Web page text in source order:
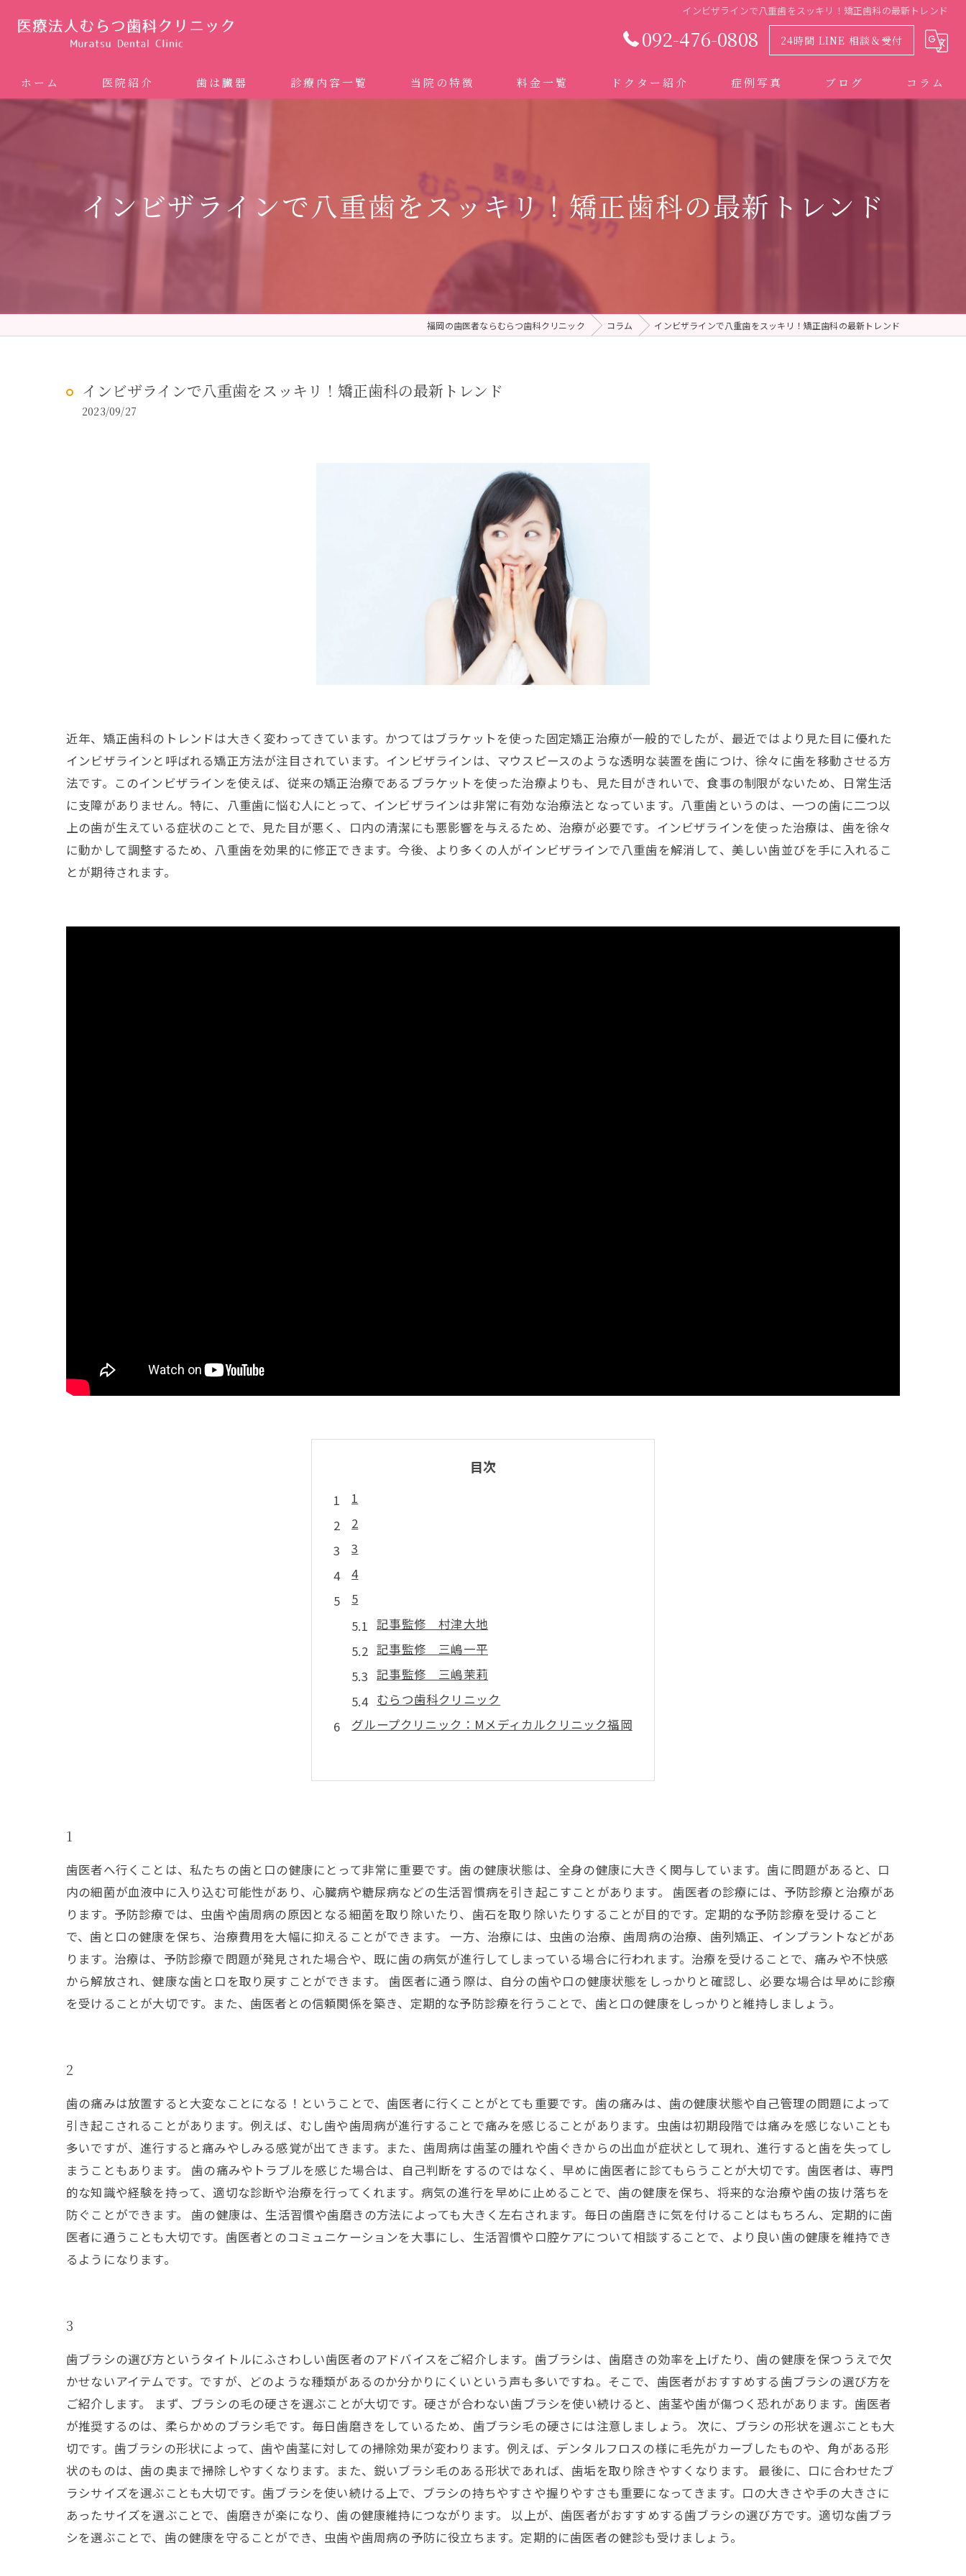
インビザラインで八重歯をスッキリ！矯正歯科の最新トレンド
092-476-0808 24時間 LINE 相談＆受付
ホーム 医院紹介 歯は臓器 診療内容一覧
矯正歯科 (インビザライン、マウスピース矯正）
ホワイトニング
予防歯科 (メンテナンス)
当院の特徴
ドクターむらつのワンライン歯臓ブラシ
料金一覧 ドクター紹介 症例写真 ブログ コラム
インビザラインで八重歯をスッキリ！矯正歯科の最新トレンド
福岡の歯医者ならむらつ歯科クリニック コラム インビザラインで八重歯をスッキリ！矯正歯科の最新トレンド
インビザラインで八重歯をスッキリ！矯正歯科の最新トレンド
2023/09/27
近年、矯正歯科のトレンドは大きく変わってきています。かつてはブラケットを使った固定矯正治療が一般的でしたが、最近ではより見た目に優れた
インビザラインと呼ばれる矯正方法が注目されています。インビザラインは、マウスピースのような透明な装置を歯につけ、徐々に歯を移動させる方
法です。このインビザラインを使えば、従来の矯正治療であるブラケットを使った治療よりも、見た目がきれいで、食事の制限がないため、日常生活
に支障がありません。特に、八重歯に悩む人にとって、インビザラインは非常に有効な治療法となっています。八重歯というのは、一つの歯に二つ以
上の歯が生えている症状のことで、見た目が悪く、口内の清潔にも悪影響を与えるため、治療が必要です。インビザラインを使った治療は、歯を徐々
に動かして調整するため、八重歯を効果的に修正できます。今後、より多くの人がインビザラインで八重歯を解消して、美しい歯並びを手に入れるこ
とが期待されます。
目次
1
2
3
4
5
記事監修 村津大地
記事監修 三嶋一平
記事監修 三嶋茉莉
むらつ歯科クリニック
グループクリニック：Mメディカルクリニック福岡
1
歯医者へ行くことは、私たちの歯と口の健康にとって非常に重要です。歯の健康状態は、全身の健康に大きく関与しています。歯に問題があると、口
内の細菌が血液中に入り込む可能性があり、心臓病や糖尿病などの生活習慣病を引き起こすことがあります。 歯医者の診療には、予防診療と治療があ
ります。予防診療では、虫歯や歯周病の原因となる細菌を取り除いたり、歯石を取り除いたりすることが目的です。定期的な予防診療を受けること
で、歯と口の健康を保ち、治療費用を大幅に抑えることができます。 一方、治療には、虫歯の治療、歯周病の治療、歯列矯正、インプラントなどがあ
ります。治療は、予防診療で問題が発見された場合や、既に歯の病気が進行してしまっている場合に行われます。治療を受けることで、痛みや不快感
から解放され、健康な歯と口を取り戻すことができます。 歯医者に通う際は、自分の歯や口の健康状態をしっかりと確認し、必要な場合は早めに診療
を受けることが大切です。また、歯医者との信頼関係を築き、定期的な予防診療を行うことで、歯と口の健康をしっかりと維持しましょう。
2
歯の痛みは放置すると大変なことになる！ということで、歯医者に行くことがとても重要です。歯の痛みは、歯の健康状態や自己管理の問題によって
引き起こされることがあります。例えば、むし歯や歯周病が進行することで痛みを感じることがあります。虫歯は初期段階では痛みを感じないことも
多いですが、進行すると痛みやしみる感覚が出てきます。また、歯周病は歯茎の腫れや歯ぐきからの出血が症状として現れ、進行すると歯を失ってし
まうこともあります。 歯の痛みやトラブルを感じた場合は、自己判断をするのではなく、早めに歯医者に診てもらうことが大切です。歯医者は、専門
的な知識や経験を持って、適切な診断や治療を行ってくれます。病気の進行を早めに止めることで、歯の健康を保ち、将来的な治療や歯の抜け落ちを
防ぐことができます。 歯の健康は、生活習慣や歯磨きの方法によっても大きく左右されます。毎日の歯磨きに気を付けることはもちろん、定期的に歯
医者に通うことも大切です。歯医者とのコミュニケーションを大事にし、生活習慣や口腔ケアについて相談することで、より良い歯の健康を維持でき
るようになります。
3
歯ブラシの選び方というタイトルにふさわしい歯医者のアドバイスをご紹介します。歯ブラシは、歯磨きの効率を上げたり、歯の健康を保つうえで欠
かせないアイテムです。ですが、どのような種類があるのか分かりにくいという声も多いですね。そこで、歯医者がおすすめする歯ブラシの選び方を
ご紹介します。 まず、ブラシの毛の硬さを選ぶことが大切です。硬さが合わない歯ブラシを使い続けると、歯茎や歯が傷つく恐れがあります。歯医者
が推奨するのは、柔らかめのブラシ毛です。毎日歯磨きをしているため、歯ブラシ毛の硬さには注意しましょう。 次に、ブラシの形状を選ぶことも大
切です。歯ブラシの形状によって、歯や歯茎に対しての掃除効果が変わります。例えば、デンタルフロスの様に毛先がカーブしたものや、角がある形
状のものは、歯の奥まで掃除しやすくなります。また、鋭いブラシ毛のある形状であれば、歯垢を取り除きやすくなります。 最後に、口に合わせたブ
ラシサイズを選ぶことも大切です。歯ブラシを使い続ける上で、ブラシの持ちやすさや握りやすさも重要になってきます。口の大きさや手の大きさに
あったサイズを選ぶことで、歯磨きが楽になり、歯の健康維持につながります。 以上が、歯医者がおすすめする歯ブラシの選び方です。適切な歯ブラ
シを選ぶことで、歯の健康を守ることができ、虫歯や歯周病の予防に役立ちます。定期的に歯医者の健診も受けましょう。